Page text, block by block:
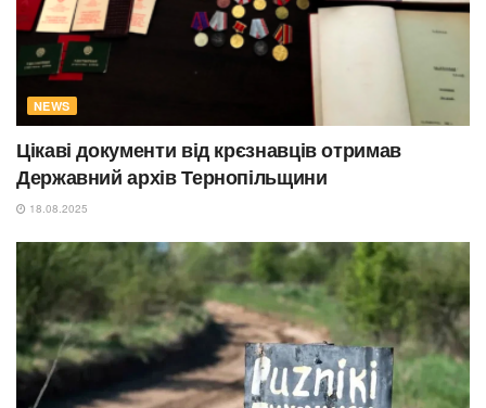
NEWS
Цікаві документи від крєзнавців отримав
Державний архів Тернопільщини
18.08.2025